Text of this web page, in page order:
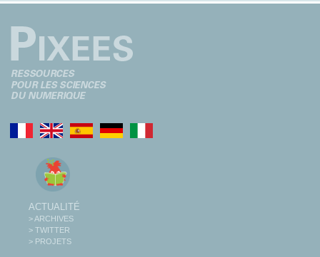
ACTUALITÉ
> ARCHIVES
> TWITTER
> PROJETS